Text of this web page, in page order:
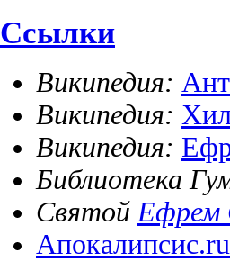
Ссылки
Википедия:
Википедия:
Википедия:
Библиотека
Святой Ефрем
Апокалипсис.ru